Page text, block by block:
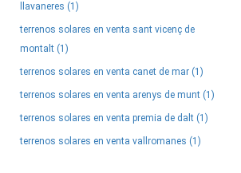
llavaneres (1)
terrenos solares en venta sant vicenç de
montalt (1)
terrenos solares en venta canet de mar (1)
terrenos solares en venta arenys de munt (1)
terrenos solares en venta premia de dalt (1)
terrenos solares en venta vallromanes (1)